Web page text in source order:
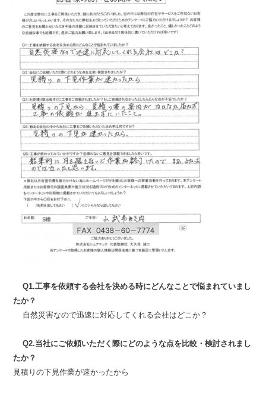
Q1.工事を依頼する会社を決める時にどんなことで悩まれていまし
たか？
自然災害なので迅速に対応してくれる会社はどこか？
Q2.当社にご依頼いただく際にどのような点を比較・検討されまし
たか？
見積りの下見作業が速かったから